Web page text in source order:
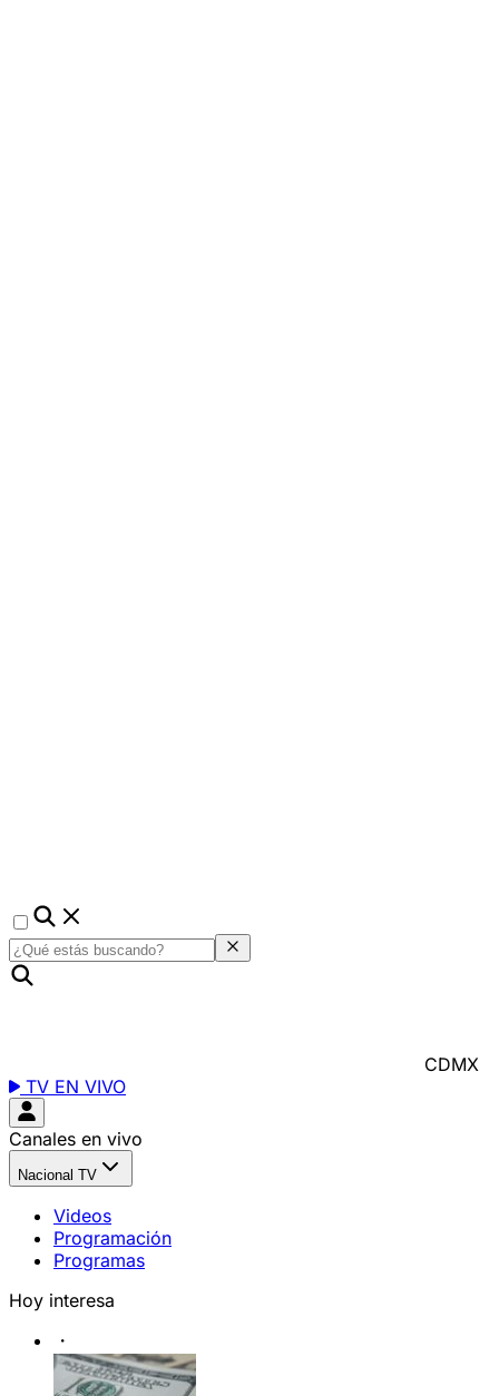
CDMX
TV EN VIVO
Canales en vivo
Nacional TV
Videos
Programación
Programas
Hoy interesa